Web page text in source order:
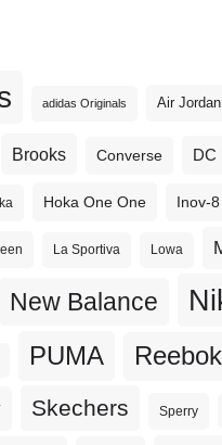
adidas Originals Air Jordan
Brooks Converse DC
Hoka One One Inov-8
La Sportiva Lowa
New Balance
PUMA Reebok
Skechers Sperry